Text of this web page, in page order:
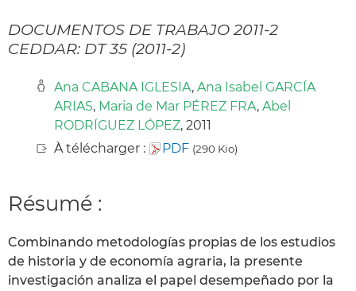
DOCUMENTOS DE TRABAJO 2011-2
CEDDAR: DT 35 (2011-2)
Ana CABANA IGLESIA, Ana Isabel GARCÍA
ARIAS, Maria de Mar PÉREZ FRA, Abel
RODRÍGUEZ LÓPEZ, 2011
À télécharger :
PDF (290 Kio)
Résumé :
Combinando metodologías propias de los estudios
de historia y de economía agraria, la presente
investigación analiza el papel desempeñado por la